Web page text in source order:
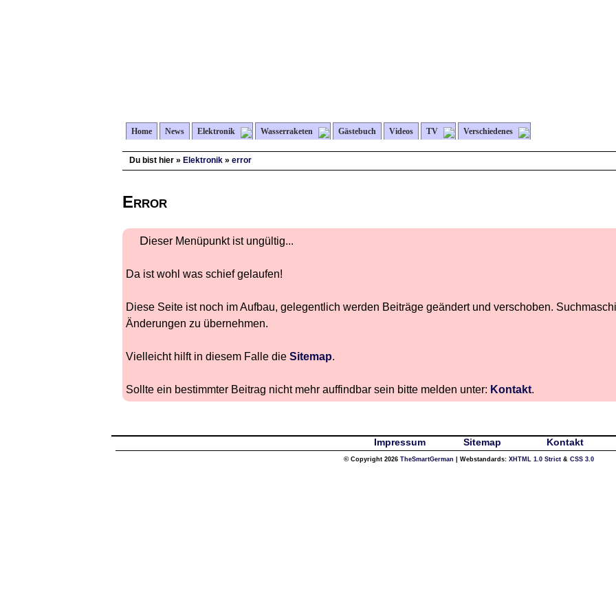
Home News Elektronik Wasserraketen Gästebuch Videos TV Verschiedenes
Du bist hier » Elektronik » error
Error
Dieser Menüpunkt ist ungültig...
Da ist wohl was schief gelaufen!
Diese Seite ist noch im Aufbau, gelegentlich werden Beiträge geändert und verschoben.
Änderungen zu übernehmen.
Vielleicht hilft in diesem Falle die Sitemap.
Sollte ein bestimmter Beitrag nicht mehr auffindbar sein bitte melden unter: Kontakt.
Impressum Sitemap Kontakt
© Copyright 2026 TheSmartGerman | Webstandards: XHTML 1.0 Strict & CSS 3.0